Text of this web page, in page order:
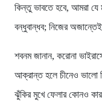
কিন্তু ভাবতে হবে, আমরা যে
বন্ধুবান্ধব; নিজের
শবনম জানান, করোনা
আক্রান্ত হলে চীনেও ভালো
ঝুঁকির মুখে ফেলার কোনও